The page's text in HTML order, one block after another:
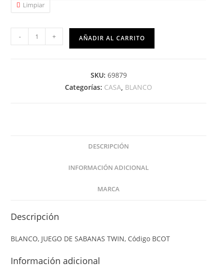
Limpiar
- + AÑADIR AL CARRITO
SKU: 69879
Categorías: CASA, BLANCO
DESCRIPCIÓN
INFORMACIÓN ADICIONAL
MARCA
Descripción
BLANCO, JUEGO DE SABANAS TWIN, Código BCOT
Información adicional